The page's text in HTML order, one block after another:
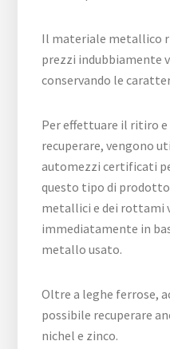
Il materiale metallico
prezzi indubbiamente
conservando le
Per effettuare il ritiro
recuperare, vengono
automezzi certificati
questo tipo di
metallici e dei rottami
immediatamente in
metallo usato.
Oltre a leghe ferrose,
possibile recuperare
nichel e zinco.